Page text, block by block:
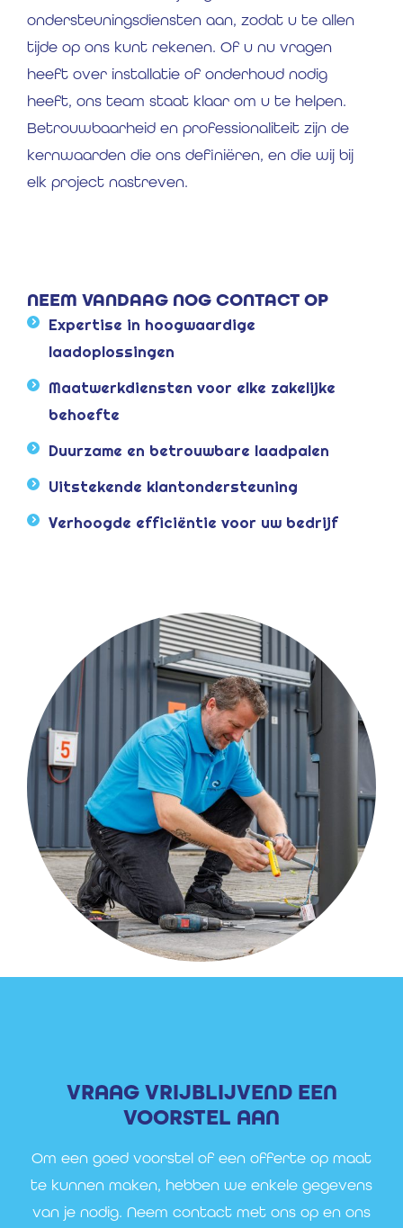
ondersteuningsdiensten aan, zodat u te allen
tijde op ons kunt rekenen. Of u nu vragen
heeft over installatie of onderhoud nodig
heeft, ons team staat klaar om u te helpen.
Betrouwbaarheid en professionaliteit zijn de
kernwaarden die ons definiëren, en die wij bij
elk project nastreven.
NEEM VANDAAG NOG CONTACT OP
Expertise in hoogwaardige
laadoplossingen
Maatwerkdiensten voor elke zakelijke
behoefte
Duurzame en betrouwbare laadpalen
Uitstekende klantondersteuning
Verhoogde efficiëntie voor uw bedrijf
VRAAG VRIJBLIJVEND EEN
VOORSTEL AAN
Om een goed voorstel of een offerte op maat
te kunnen maken, hebben we enkele gegevens
van je nodig. Neem contact met ons op en ons